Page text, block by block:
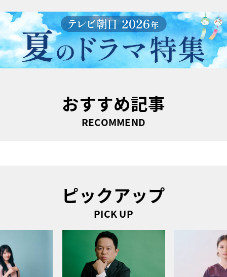
おすすめ記事
RECOMMEND
ピックアップ
PICK UP